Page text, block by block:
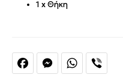
FacebookMessengerWhatsApp
1 x Θήκη